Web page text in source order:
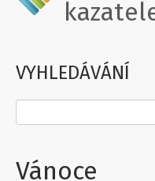
VYHLEDÁVÁNÍ
Vánoce